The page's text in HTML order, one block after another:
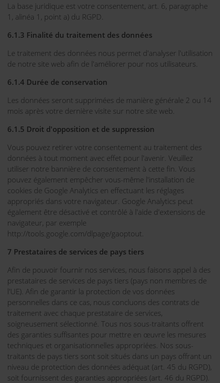
La base juridique est votre consentement, art. 6, paragraphe
1, alinéa 1, point a) du RGPD.
6.1.3 Finalité du traitement des données
Le traitement des données nous permet d'analyser l'utilisation
de notre site web afin de l'améliorer pour nos utilisateurs.
6.1.4 Durée de conservation
Les données seront supprimées de manière générale 2 ou 14
mois après votre dernière visite sur notre site web.
6.1.5 Droit d'opposition et de suppression
Vous pouvez retirer votre consentement au traitement des
données à tout moment avec effet pour l'avenir. Veuillez
utiliser notre bannière de consentement à cette fin. Vous
pouvez également empêcher vous-même l'installation de
cookies de Google Analytics en effectuant les réglages
appropriés dans votre navigateur. Google Analytics peut
également être désactivé et contrôlé à l'aide d'extensions de
navigateur, par exemple
http://tools.google.com/dlpage/gaoptout.
7 Prestataires de services de pays tiers
Afin de pouvoir fournir nos services, nous faisons appel à des
prestataires de services de pays tiers (pays non membres de
l'UE). Afin de garantir la protection de vos données
personnelles dans ce cas, nous concluons des contrats de
traitement avec chaque prestataire de services,
soigneusement sélectionné. Tous nos sous-traitants offrent
des garanties suffisantes pour mettre en œuvre les mesures
techniques et organisationnelles appropriées. Nos sous-
traitants de pays tiers sont soit situés dans un pays offrant un
niveau de protection des données adéquat (art. 45 du RGPD),
soit fournissent des garanties appropriées (art. 46 du RGPD).